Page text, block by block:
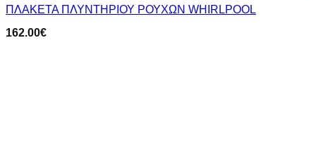
ΠΛΑΚΕΤΑ ΠΛΥΝΤΗΡΙΟΥ ΡΟΥΧΩΝ WHIRLPOOL
162.00€